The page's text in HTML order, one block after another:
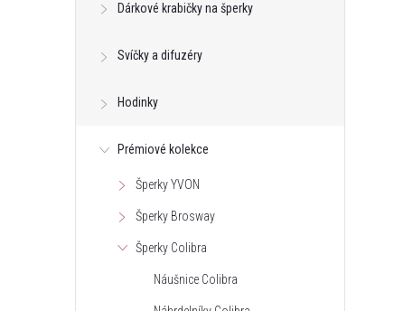
Dárkové krabičky na šperky
Svíčky a difuzéry
Hodinky
Prémiové kolekce
Šperky YVON
Šperky Brosway
Šperky Colibra
Náušnice Colibra